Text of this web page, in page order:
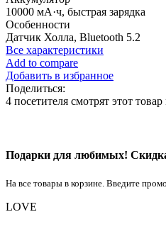
10000 мА·ч, быстрая зарядка
Особенности
Датчик Холла, Bluetooth 5.2
Все характеристики
Add to compare
Добавить в избранное
Поделиться:
4 посетителя смотрят этот
Подарки для любимых!
На все товары в корзине. Введите
LOVE